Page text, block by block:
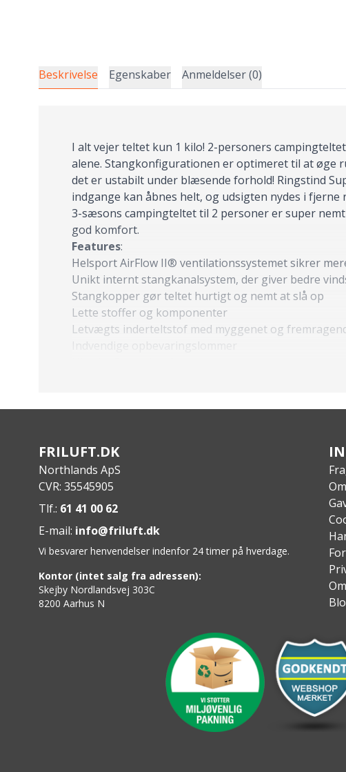
Beskrivelse Egenskaber Anmeldelser (0)
I alt vejer teltet kun 1 kilo! 2-personers
alene. Stangkonfigurationen er optimeret til at øge
det er ustabilt under blæsende forhold! Ringstind
indgange kan åbnes helt, og udsigten nydes i
3-sæsons campingteltet til 2 personer er super
god komfort.
Features:
Helsport AirFlow II® ventilationssystemet sikrer
Unikt internt stangkanalsystem, der giver bedre
Stangkopper gør teltet hurtigt og nemt at slå op
Lette stoffer og komponenter
Letvægts inderteltstof med myggenet og
Indvendige opbevaringslommer
Vandsøjletryk bund (mm): 3000
FRILUFT.DK
Northlands ApS
CVR: 35545905
Tlf.: 61 41 00 62
E-mail: info@friluft.dk
Vi besvarer henvendelser indenfor 24 timer på hverdage.
Kontor (intet salg fra adressen):
Skejby Nordlandsvej 303C
8200 Aarhus N